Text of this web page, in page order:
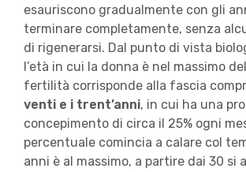
esauriscono gradualmente con gli
terminare completamente, senza
di rigenerarsi. Dal punto di vista
l’età in cui la donna è nel massimo
fertilità corrisponde alla fascia
venti e i trent’anni, in cui ha una
concepimento di circa il 25% ogni
percentuale comincia a calare col
anni è al massimo, a partire dai 30 si